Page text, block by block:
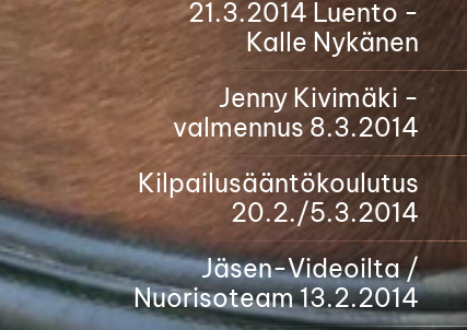
21.3.2014 Luento -
Kalle Nykänen
Jenny Kivimäki -
valmennus 8.3.2014
Kilpailusääntökoulutus
20.2./5.3.2014
Jäsen-Videoilta /
Nuorisoteam 13.2.2014